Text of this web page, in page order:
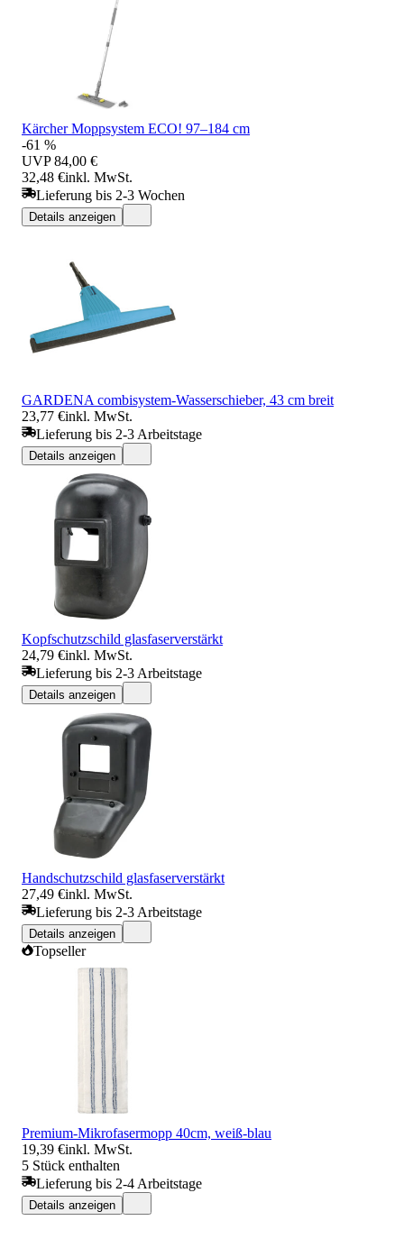
Kärcher Moppsystem ECO! 97–184 cm
-61 %
UVP 84,00 €
32,48 €inkl. MwSt.
Lieferung bis 2-3 Wochen
Details anzeigen
GARDENA combisystem-Wasserschieber, 43 cm breit
23,77 €inkl. MwSt.
Lieferung bis 2-3 Arbeitstage
Details anzeigen
Kopfschutzschild glasfaserverstärkt
24,79 €inkl. MwSt.
Lieferung bis 2-3 Arbeitstage
Details anzeigen
Handschutzschild glasfaserverstärkt
27,49 €inkl. MwSt.
Lieferung bis 2-3 Arbeitstage
Details anzeigen
Topseller
Premium-Mikrofasermopp 40cm, weiß-blau
19,39 €inkl. MwSt.
5 Stück enthalten
Lieferung bis 2-4 Arbeitstage
Details anzeigen